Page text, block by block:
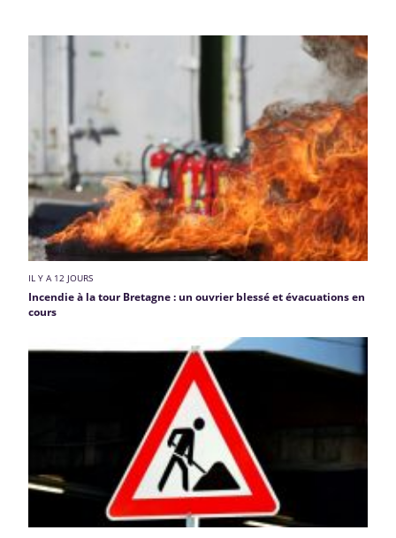
IL Y A 12 JOURS
Incendie à la tour Bretagne : un ouvrier blessé et évacuations en
cours